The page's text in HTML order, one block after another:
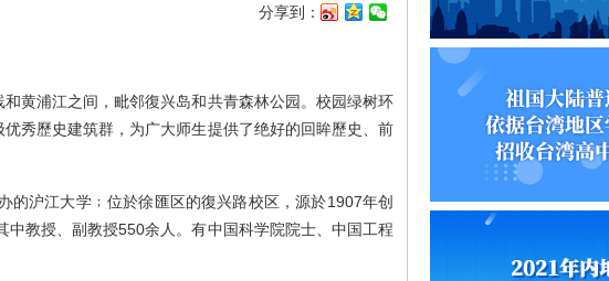
分享到：
新
博
QQ
浦江之间，毗邻復兴岛和共青森林公园。校园绿树环
秀歷史建筑群，为广大师生提供了绝好的回眸歷史、前
沪江大学﹔位於徐匯区的復兴路校区，源於1907年创
教授、副教授550余人。有中国科学院院士、中国工程